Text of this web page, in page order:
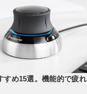
すめ15選。機能的で疲